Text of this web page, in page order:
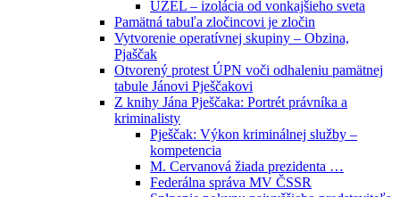
UZEL – izolácia od vonkajšieho sveta
Pamätná tabuľa zločincovi je zločin
Vytvorenie operatívnej skupiny – Obzina,
Pjaščak
Otvorený protest ÚPN voči odhaleniu pamätnej
tabule Jánovi Pješčakovi
Z knihy Jána Pješčaka: Portrét právníka a
kriminalisty
Pješčak: Výkon kriminálnej služby –
kompetencia
M. Cervanová žiada prezidenta …
Federálna správa MV ČSSR